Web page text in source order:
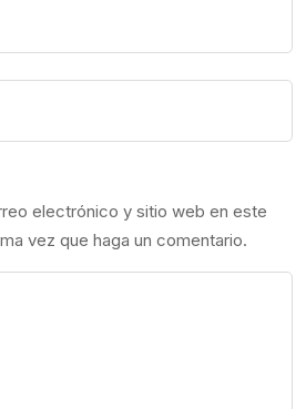
electrónico y sitio web en este
vez que haga un comentario.